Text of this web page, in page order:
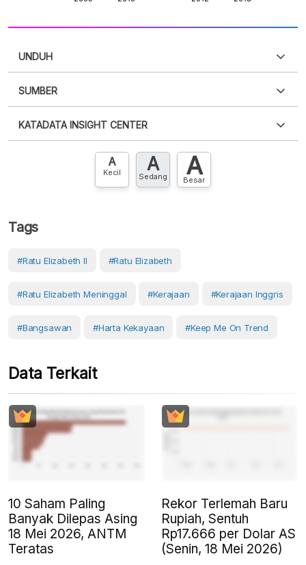
UNDUH
XLS
SUMBER
punya akun?Silakan Daftar sekarang
KATADATA INSIGHT CENTER
Hubungi sekarang »
A
Kecil A
Sedang A
Besar
Tags
#Ratu Elizabeth II #Ratu Elizabeth
#Ratu Elizabeth Meninggal #Kerajaan #Kerajaan Inggris
#bangsawan #Harta Kekayaan #Keep Me On Trend
Data Terkait
10 Saham Paling
Banyak Dilepas Asing
18 Mei 2026, ANTM
Teratas
Rekor Terlemah Baru
Rupiah, Sentuh
Rp17.666 per Dolar AS
(Senin, 18 Mei 2026)